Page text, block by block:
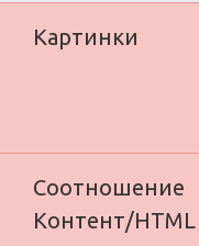
Картинки
Соотношение
Контент/HTML